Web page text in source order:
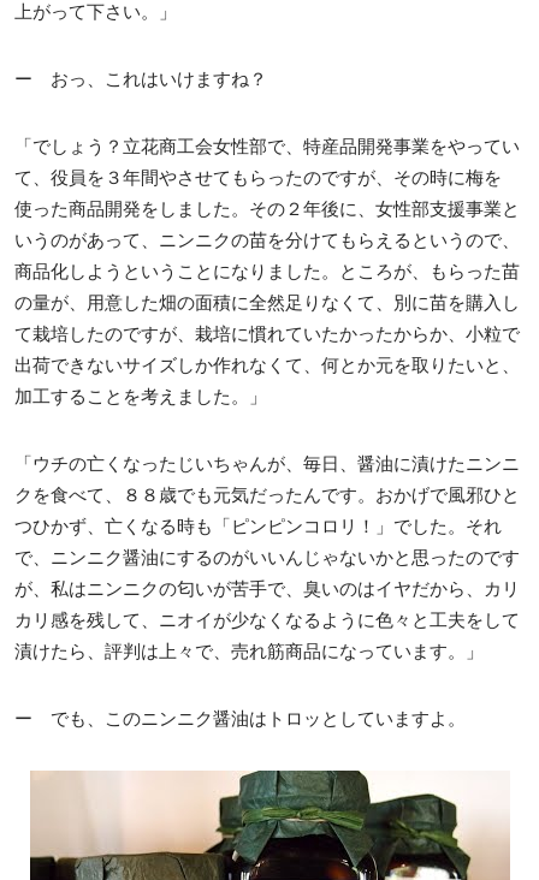
上がって下さい。」
ー おっ、これはいけますね？
「でしょう？立花商工会女性部で、特産品開発事業をやってい
て、役員を３年間やさせてもらったのですが、その時に梅を
使った商品開発をしました。その２年後に、女性部支援事業と
いうのがあって、ニンニクの苗を分けてもらえるというので、
商品化しようということになりました。ところが、もらった苗
の量が、用意した畑の面積に全然足りなくて、別に苗を購入し
て栽培したのですが、栽培に慣れていたかったからか、小粒で
出荷できないサイズしか作れなくて、何とか元を取りたいと、
加工することを考えました。」
「ウチの亡くなったじいちゃんが、毎日、醤油に漬けたニンニ
クを食べて、８８歳でも元気だったんです。おかげで風邪ひと
つひかず、亡くなる時も「ピンピンコロリ！」でした。それ
で、ニンニク醤油にするのがいいんじゃないかと思ったのです
が、私はニンニクの匂いが苦手で、臭いのはイヤだから、カリ
カリ感を残して、ニオイが少なくなるように色々と工夫をして
漬けたら、評判は上々で、売れ筋商品になっています。」
ー でも、このニンニク醤油はトロッとしていますよ。